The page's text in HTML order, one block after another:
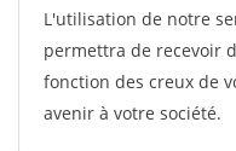
L'utilisation de notre
permettra de recevoir
fonction des creux de
avenir à votre société.